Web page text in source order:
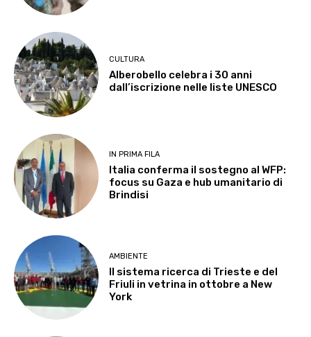
CULTURA
Alberobello celebra i 30 anni
dall’iscrizione nelle liste UNESCO
IN PRIMA FILA
Italia conferma il sostegno al WFP:
focus su Gaza e hub umanitario di
Brindisi
AMBIENTE
Il sistema ricerca di Trieste e del
Friuli in vetrina in ottobre a New
York